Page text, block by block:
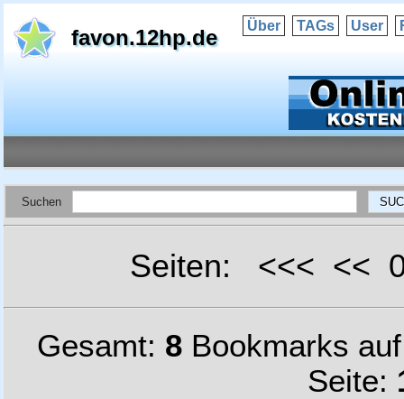
favon.12hp.de Über TAGs User
Suchen
Seiten: <<< <<
Gesamt: 8Bookmarks
Seite: